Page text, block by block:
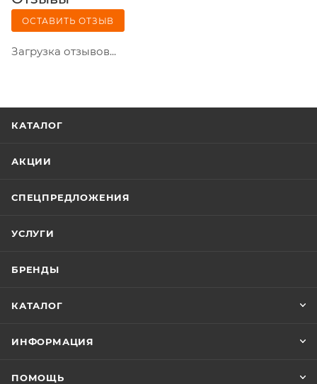
ОСТАВИТЬ ОТЗЫВ
Загрузка отзывов...
КАТАЛОГ
АКЦИИ
СПЕЦПРЕДЛОЖЕНИЯ
УСЛУГИ
БРЕНДЫ
КАТАЛОГ
ИНФОРМАЦИЯ
ПОМОЩЬ